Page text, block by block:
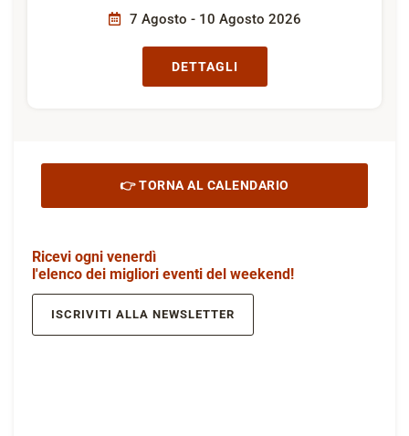
7 Agosto - 10 Agosto 2026
DETTAGLI
👉 TORNA AL CALENDARIO
Ricevi ogni venerdì
l'elenco dei migliori eventi del weekend!
ISCRIVITI ALLA NEWSLETTER